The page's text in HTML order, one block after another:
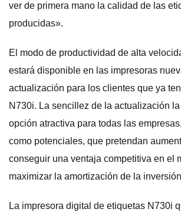
ver de primera mano la calidad de las
producidas».
El modo de productividad de alta
estará disponible en las impresoras
actualización para los clientes que ya
N730i. La sencillez de la actualización
opción atractiva para todas las
como potenciales, que pretendan
conseguir una ventaja competitiva en el
maximizar la amortización de la
La impresora digital de etiquetas N730i